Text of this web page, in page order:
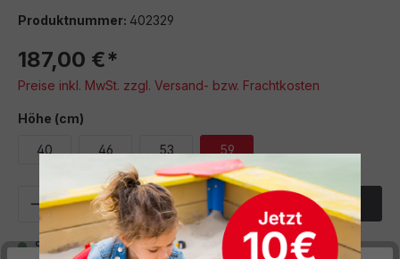
Produktnummer: 402329
187,00 €*
Preise inkl. MwSt. zzgl. Versand- bzw. Frachtkosten
Höhe (cm)
40 46 53 59
Produkt Anzahl: Gib denIn den Warenkorb
Sofort verfügbar, Lieferzeit: 5 Werktage